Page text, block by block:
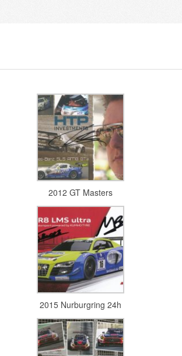
2012 GT Masters
2015 Nurburgring 24h